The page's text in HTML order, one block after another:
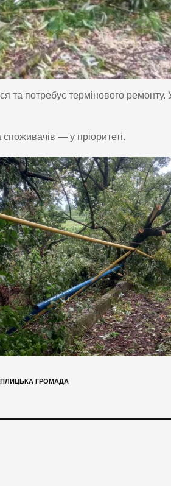
та потребує термінового
— у пріоритеті.
ГРОМАДА